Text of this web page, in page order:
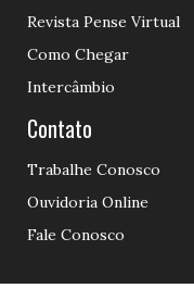
Revista Pense Virtual
Como Chegar
Intercâmbio
Contato
Trabalhe Conosco
Ouvidoria Online
Fale Conosco